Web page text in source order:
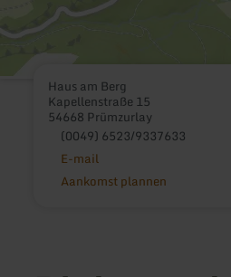
Haus am Berg
Kapellenstraße 15
54668 Prümzurlay
(0049) 6523/9337633
E-mail
Aankomst plannen